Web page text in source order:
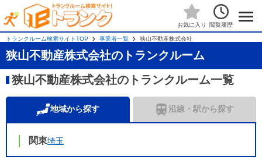
お気に入り 閲覧履歴
トランクルーム検索サイトTOP 事業者一覧 狭山不動産株式会社
狭山不動産株式会社のトランクルーム
狭山不動産株式会社のトランクルーム一覧
地域から探す 沿線・駅から探す
関東埼玉